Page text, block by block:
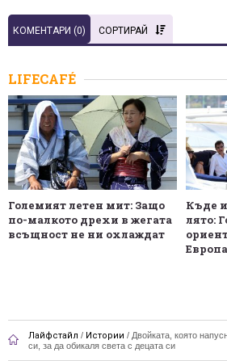
КОМЕНТАРИ (0) СОРТИРАЙ
LIFECAFÉ
Големият летен мит: Защо
по-малкото дрехи в жегата
всъщност не ни охлаждат
Къде
лято:
Европа
Лайфстайл / Истории / Двойката, която
си, за да обикаля света с децата си